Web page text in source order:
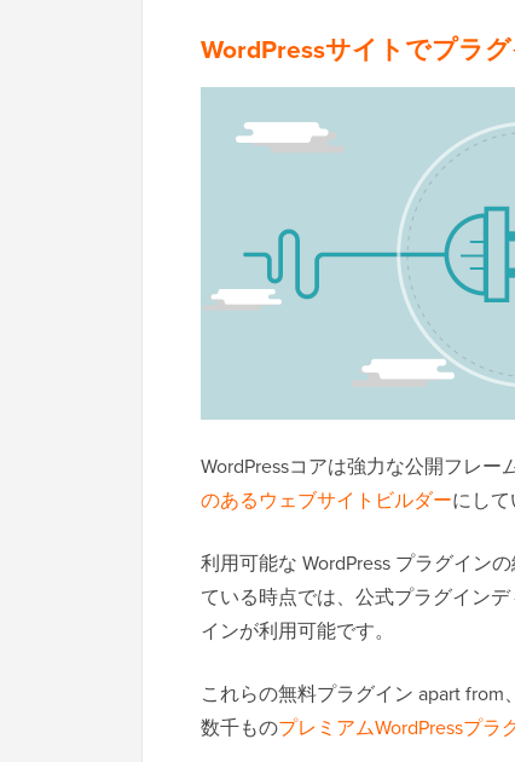
WordPressサイトでプラ
WordPressコアは強力な公開フレー
のあるウェブサイトビルダーにして
利用可能な WordPress プラグイン
ている時点では、公式プラグイン
インが利用可能です。
これらの無料プラグイン apart
数千ものプレミアムWordPressプラ